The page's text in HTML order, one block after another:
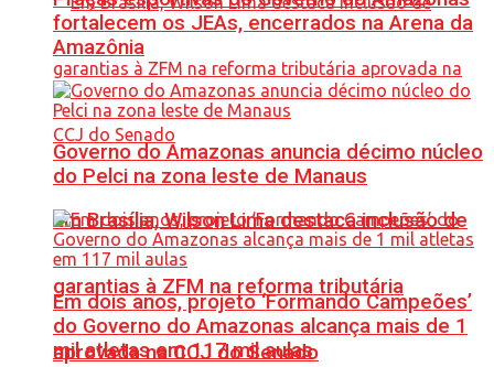
Em Brasília, Wilson Lima destaca inclusão de
garantias à ZFM na reforma tributária
aprovada na CCJ do Senado
fortalecem os JEAs, encerrados na Arena da
Amazônia
Governo do Amazonas anuncia décimo núcleo
do Pelci na zona leste de Manaus
Em dois anos, projeto ‘Formando Campeões’
do Governo do Amazonas alcança mais de 1
mil atletas em 117 mil aulas